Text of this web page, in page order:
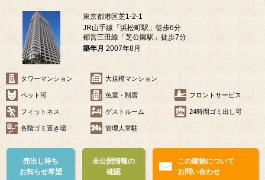
東京都港区芝1-2-1
JR山手線「浜松町駅」徒歩6分
都営三田線「芝公園駅」徒歩7分
築年月 2007年8月
タワーマンション 大規模マンション
ペット可 免震・制震 フロントサービス
フィットネス ゲストルーム 24時間ゴミ出し可
各階ゴミ置き場 管理人常駐
売出し待ち
お知らせ希望
未公開情報の
確認
この建物について
お問い合わせ